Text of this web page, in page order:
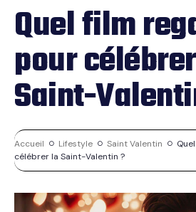
Quel film
pour
Saint-
Accueil Lifestyle Saint Valentin
célébrer la Saint-Valentin ?